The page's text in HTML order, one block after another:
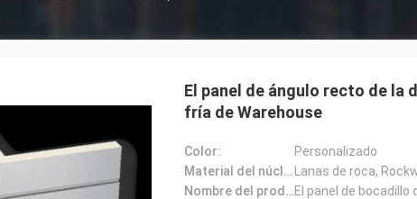
El panel de ángulo recto de la
fría de Warehouse
Color:
Personalizado
Material del núcleo:
Lanas de roca,
Nombre del producto: